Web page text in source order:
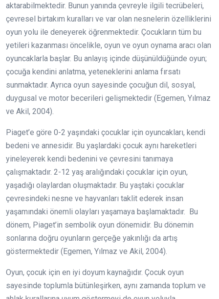
aktarabilmektedir. Bunun yanında çevreyle ilgili tecrübeleri,
çevresel birtakım kuralları ve var olan nesnelerin özelliklerini
oyun yolu ile deneyerek öğrenmektedir. Çocukların tüm bu
yetileri kazanması öncelikle, oyun ve oyun oynama aracı olan
oyuncaklarla başlar. Bu anlayış içinde düşünüldüğünde oyun;
çocuğa kendini anlatma, yeteneklerini anlama fırsatı
sunmaktadır. Ayrıca oyun sayesinde çocuğun dil, sosyal,
duygusal ve motor becerileri gelişmektedir (Egemen, Yılmaz
ve Akil, 2004).
Piaget’e göre 0-2 yaşındaki çocuklar için oyuncakları, kendi
bedeni ve annesidir. Bu yaşlardaki çocuk aynı hareketleri
yineleyerek kendi bedenini ve çevresini tanımaya
çalışmaktadır. 2-12 yaş aralığındaki çocuklar için oyun,
yaşadığı olaylardan oluşmaktadır. Bu yaştaki çocuklar
çevresindeki nesne ve hayvanları taklit ederek insan
yaşamındaki önemli olayları yaşamaya başlamaktadır. Bu
dönem, Piaget’in sembolik oyun dönemidir. Bu dönemin
sonlarına doğru oyunların gerçeğe yakınlığı da artış
göstermektedir (Egemen, Yılmaz ve Akil, 2004).
Oyun, çocuk için en iyi doyum kaynağıdır. Çocuk oyun
sayesinde toplumla bütünleşirken, aynı zamanda toplum ve